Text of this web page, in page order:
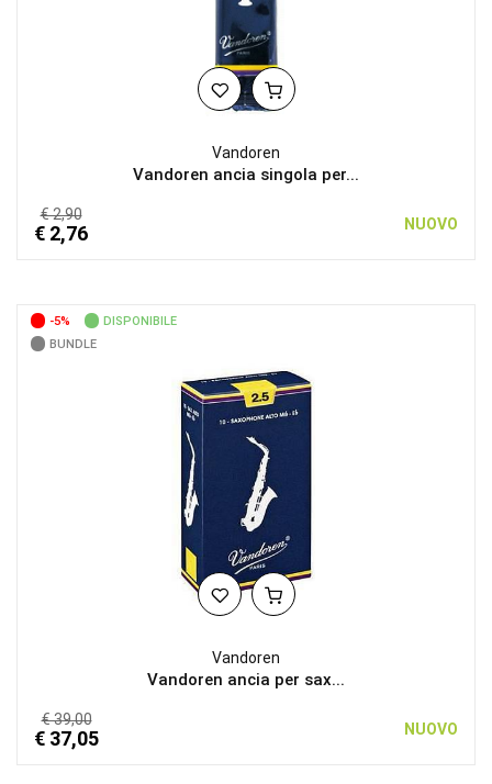
Vandoren
Vandoren ancia singola per...
€ 2,90
€ 2,76 NUOVO
-5%
DISPONIBILE
BUNDLE
Vandoren
Vandoren ancia per sax...
€ 39,00
€ 37,05 NUOVO